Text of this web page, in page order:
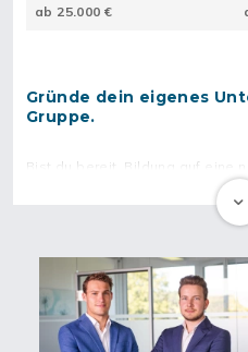
ab 25.000 €
Gründe dein eigenes
Gruppe.
Bist du bereit, Bildung auf eine
Weise zu gestalten und dabei
zu erzielen? Oder möchtest du
Bildungsweg begleiten und
spannenden
AWZ GRUPPE genau die
unternehmerische Zukunft.
In einer Partnerschaft mit der